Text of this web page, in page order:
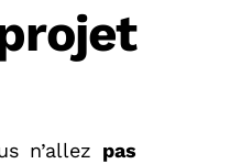
n’allez pas